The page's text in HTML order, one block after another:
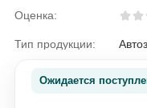
Оценка:
Тип продукции:
Ожидается